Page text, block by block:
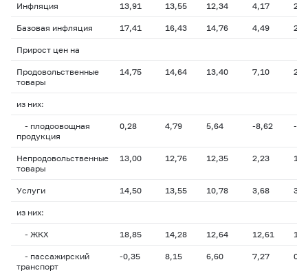
Инфляция 13,91 13,55 12,34 4,17
Базовая инфляция 17,41 16,43 14,76 4,49
Прирост цен на
Продовольственные
товары
14,75 14,64 13,40 7,10
из них:
- плодоовощная
продукция
0,28 4,79 5,64 -8,62 -
Непродовольственные
товары
13,00 12,76 12,35 2,23
Услуги 14,50 13,55 10,78 3,68
из них:
- ЖКХ 18,85 14,28 12,64 12,61
- пассажирский
транспорт
-0,35 8,15 6,60 7,27